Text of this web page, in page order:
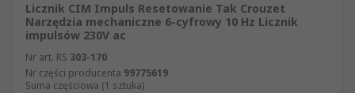
Licznik CIM Impuls Resetowanie Tak Crouzet
Narzędzia mechaniczne 6-cyfrowy 10 Hz Licznik
impulsów 230V ac
Nr art. RS 303-170
Nr części producenta 99775619
Suma częściowa (1 sztuka)